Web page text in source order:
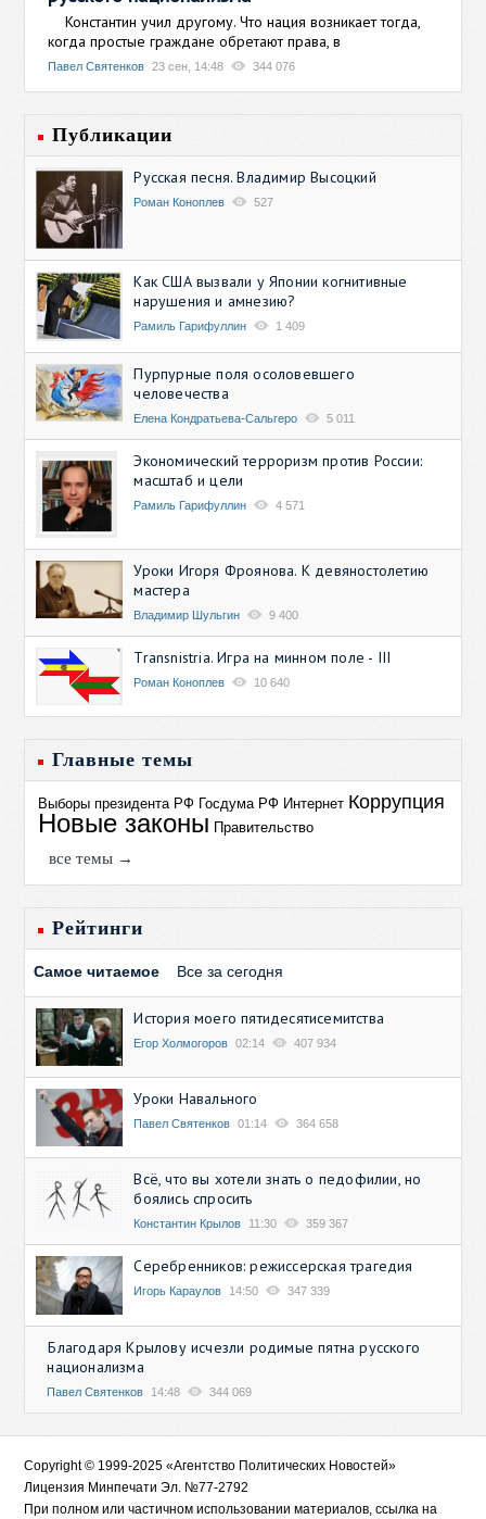
Константин учил другому. Что нация возникает тогда,
когда простые граждане обретают права, в
Павел Святенков 23 сен, 14:48 344 076
Публикации
Русская песня. Владимир Высоцкий
Роман Коноплев 527
Как США вызвали у Японии когнитивные
нарушения и амнезию?
Рамиль Гарифуллин 1 409
Пурпурные поля осоловевшего
человечества
Елена Кондратьева-Сальгеро 5 011
Экономический терроризм против России:
масштаб и цели
Рамиль Гарифуллин 4 571
Уроки Игоря Фроянова. К девяностолетию
мастера
Владимир Шульгин 9 400
Transnistria. Игра на минном поле - III
Роман Коноплев 10 640
Главные темы
Выборы президента РФ Госдума РФ Интернет Коррупция
Новые законы Правительство
все темы →
Рейтинги
Самое читаемое Все за сегодня
История моего пятидесятисемитства
Егор Холмогоров 02:14 407 934
Уроки Навального
Павел Святенков 01:14 364 658
Всё, что вы хотели знать о педофилии, но
боялись спросить
Константин Крылов 11:30 359 367
Серебренников: режиссерская трагедия
Игорь Караулов 14:50 347 339
Благодаря Крылову исчезли родимые пятна русского
национализма
Павел Святенков 14:48 344 069
Copyright © 1999-2025 «Агентство Политических Новостей»
Лицензия Минпечати Эл. №77-2792
При полном или частичном использовании материалов, ссылка на